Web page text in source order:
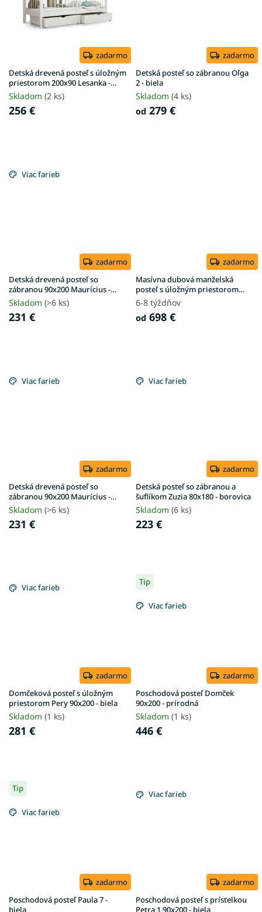
zadarmo
Detská drevená posteľ s úložným
priestorom 200x90 Lesanka -
biela
Skladom (2 ks)
256 €
zadarmo
Detská posteľ so zábranou Oľga
2 - biela
Skladom (4 ks)
od 279 €
Viac farieb
zadarmo
Detská drevená posteľ so
zábranou 90x200 Maurícius -
borovica
Skladom (>6 ks)
231 €
zadarmo
Masívna dubová manželská
posteľ s úložným priestorom
Stela
6-8 týždňov
od 698 €
Viac farieb
zadarmo
Detská drevená posteľ so
zábranou 90x200 Maurícius -
antracit
Skladom (>6 ks)
231 €
Viac farieb
zadarmo
Detská posteľ so zábranou a
šuflíkom Zuzia 80x180 - borovica
Skladom (6 ks)
223 €
Viac farieb
zadarmo
Domčeková posteľ s úložným
priestorom Pery 90x200 - biela
Skladom (1 ks)
281 €
Tip
Viac farieb
zadarmo
Poschodová posteľ Domček
90x200 - prírodná
Skladom (1 ks)
446 €
Tip
Viac farieb
zadarmo
Poschodová posteľ Paula 7 -
biela
Viac farieb
zadarmo
Poschodová posteľ s prístelkou
Petra 1 90x200 - biela